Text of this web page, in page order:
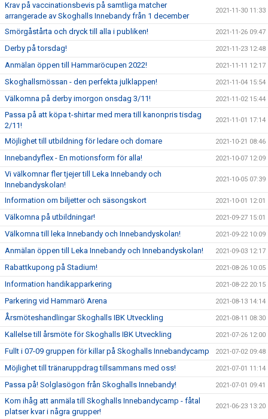
Krav på vaccinationsbevis på samtliga matcher
arrangerade av Skoghalls Innebandy från 1 december
2021-11-30 11:33
Smörgåstårta och dryck till alla i publiken! 2021-11-26 09:47
Derby på torsdag! 2021-11-23 12:48
Anmälan öppen till Hammaröcupen 2022! 2021-11-11 12:17
Skoghallsmössan - den perfekta julklappen! 2021-11-04 15:54
Välkomna på derby imorgon onsdag 3/11! 2021-11-02 15:44
Passa på att köpa t-shirtar med mera till kanonpris tisdag
2/11!
2021-11-01 17:14
Möjlighet till utbildning för ledare och domare 2021-10-21 08:46
Innebandyflex - En motionsform för alla! 2021-10-07 12:09
Vi välkomnar fler tjejer till Leka Innebandy och
Innebandyskolan!
2021-10-05 07:39
Information om biljetter och säsongskort 2021-10-01 12:01
Välkomna på utbildningar! 2021-09-27 15:01
Välkomna till leka Innebandy och Innebandyskolan! 2021-09-22 10:09
Anmälan öppen till Leka Innebandy och Innebandyskolan! 2021-09-03 12:17
Rabattkupong på Stadium! 2021-08-26 10:05
Information handikapparkering 2021-08-22 20:15
Parkering vid Hammarö Arena 2021-08-13 14:14
Årsmöteshandlingar Skoghalls IBK Utveckling 2021-08-11 08:30
Kallelse till årsmöte för Skoghalls IBK Utveckling 2021-07-26 12:00
Fullt i 07-09 gruppen för killar på Skoghalls Innebandycamp 2021-07-02 09:48
Möjlighet till tränaruppdrag tillsammans med oss! 2021-07-01 11:14
Passa på! Solglasögon från Skoghalls Innebandy! 2021-07-01 09:41
Kom ihåg att anmäla till Skoghalls Innebandycamp - fåtal
platser kvar i några grupper!
2021-06-23 13:20